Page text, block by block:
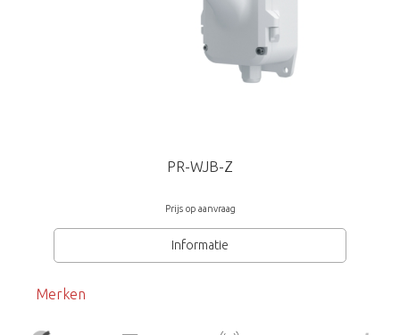
PR-WJB-Z
Prijs op aanvraag
Informatie
Merken